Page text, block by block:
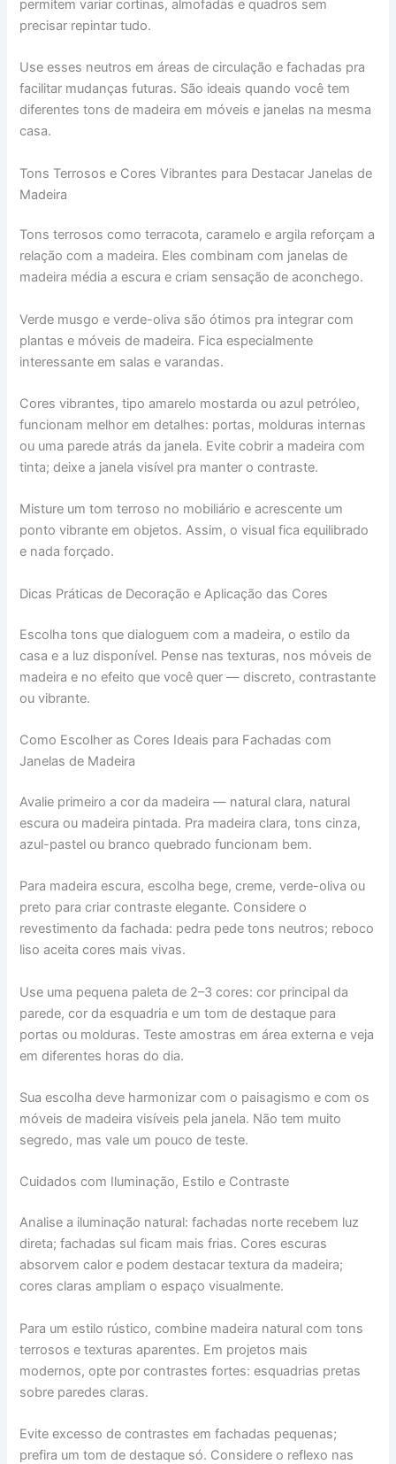
permitem variar cortinas, almofadas e quadros sem
precisar repintar tudo.
Use esses neutros em áreas de circulação e fachadas pra
facilitar mudanças futuras. São ideais quando você tem
diferentes tons de madeira em móveis e janelas na mesma
casa.
Tons Terrosos e Cores Vibrantes para Destacar Janelas de
Madeira
Tons terrosos como terracota, caramelo e argila reforçam a
relação com a madeira. Eles combinam com janelas de
madeira média a escura e criam sensação de aconchego.
Verde musgo e verde-oliva são ótimos pra integrar com
plantas e móveis de madeira. Fica especialmente
interessante em salas e varandas.
Cores vibrantes, tipo amarelo mostarda ou azul petróleo,
funcionam melhor em detalhes: portas, molduras internas
ou uma parede atrás da janela. Evite cobrir a madeira com
tinta; deixe a janela visível pra manter o contraste.
Misture um tom terroso no mobiliário e acrescente um
ponto vibrante em objetos. Assim, o visual fica equilibrado
e nada forçado.
Dicas Práticas de Decoração e Aplicação das Cores
Escolha tons que dialoguem com a madeira, o estilo da
casa e a luz disponível. Pense nas texturas, nos móveis de
madeira e no efeito que você quer — discreto, contrastante
ou vibrante.
Como Escolher as Cores Ideais para Fachadas com
Janelas de Madeira
Avalie primeiro a cor da madeira — natural clara, natural
escura ou madeira pintada. Pra madeira clara, tons cinza,
azul-pastel ou branco quebrado funcionam bem.
Para madeira escura, escolha bege, creme, verde-oliva ou
preto para criar contraste elegante. Considere o
revestimento da fachada: pedra pede tons neutros; reboco
liso aceita cores mais vivas.
Use uma pequena paleta de 2–3 cores: cor principal da
parede, cor da esquadria e um tom de destaque para
portas ou molduras. Teste amostras em área externa e veja
em diferentes horas do dia.
Sua escolha deve harmonizar com o paisagismo e com os
móveis de madeira visíveis pela janela. Não tem muito
segredo, mas vale um pouco de teste.
Cuidados com Iluminação, Estilo e Contraste
Analise a iluminação natural: fachadas norte recebem luz
direta; fachadas sul ficam mais frias. Cores escuras
absorvem calor e podem destacar textura da madeira;
cores claras ampliam o espaço visualmente.
Para um estilo rústico, combine madeira natural com tons
terrosos e texturas aparentes. Em projetos mais
modernos, opte por contrastes fortes: esquadrias pretas
sobre paredes claras.
Evite excesso de contrastes em fachadas pequenas;
prefira um tom de destaque só. Considere o reflexo nas